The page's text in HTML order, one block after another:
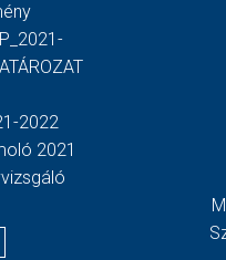
2022
2021